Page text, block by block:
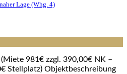
Lage (whg. 4)
981€ zzgl. 390,00€ NK –
Stellplatz) Objektbeschreibung